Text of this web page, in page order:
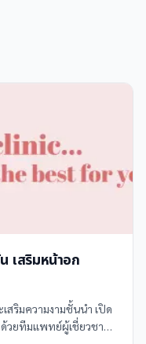
เสริมหน้าอก
ริมความงามชั้นนำ เปิด
วยทีมแพทย์ผู้เชี่ยวชาญ